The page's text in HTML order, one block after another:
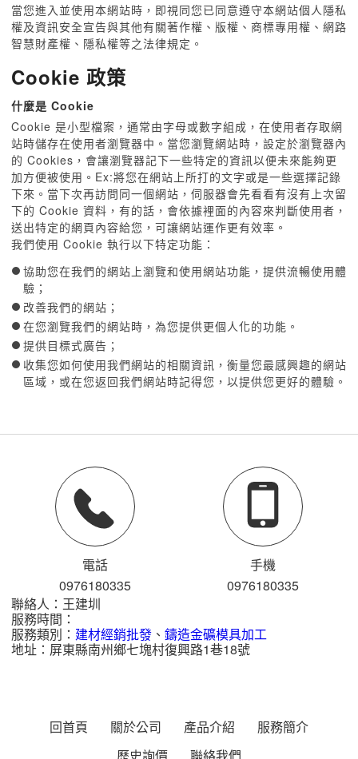
當您進入並使用本網站時，即視同您已同意遵守本網站個人隱私
權及資訊安全宣告與其他有關著作權、版權、商標專用權、網路
智慧財產權、隱私權等之法律規定。
Cookie 政策
什麼是 Cookie
Cookie 是小型檔案，通常由字母或數字組成，在使用者存取網
站時儲存在使用者瀏覽器中。當您瀏覽網站時，設定於瀏覽器內
的 Cookies，會讓瀏覽器記下一些特定的資訊以便未來能夠更
加方便被使用。Ex:將您在網站上所打的文字或是一些選擇記錄
下來。當下次再訪問同一個網站，伺服器會先看看有沒有上次留
下的 Cookie 資料，有的話，會依據裡面的內容來判斷使用者，
送出特定的網頁內容給您，可讓網站運作更有效率。
我們使用 Cookie 執行以下特定功能：
協助您在我們的網站上瀏覽和使用網站功能，提供流暢使用體
驗；
改善我們的網站；
在您瀏覽我們的網站時，為您提供更個人化的功能。
提供目標式廣告；
收集您如何使用我們網站的相關資訊，衡量您最感興趣的網站
區域，或在您返回我們網站時記得您，以提供您更好的體驗。
電話
0976180335
手機
0976180335
聯絡人：王建圳
服務時間：
服務類別： 建材經銷批發 、 鑄造金礦模具加工
地址：屏東縣南州鄉七塊村復興路1巷18號
回首頁 關於公司 產品介紹
服務簡介